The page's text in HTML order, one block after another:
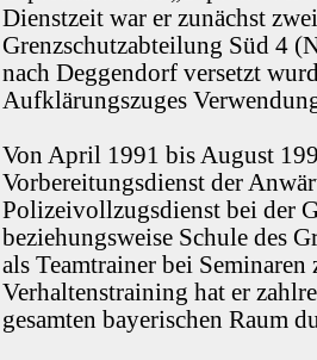
Dienstzeit war er zunächst
Grenzschutzabteilung Süd 4
nach Deggendorf versetzt
Aufklärungszuges
Von April 1991 bis August
Vorbereitungsdienst der
Polizeivollzugsdienst bei der
beziehungsweise Schule des
als Teamtrainer bei
Verhaltenstraining hat er
gesamten bayerischen Raum